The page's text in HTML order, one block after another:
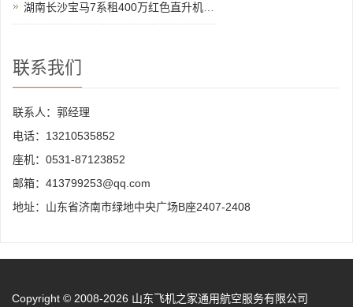
联系我们
联系人：郭经理
电话：13210535852
座机：0531-87123852
邮箱：413799253@qq.com
地址：山东省济南市绿地中央广场B座2407-2408
Copyright © 2008-2026 山东飞机之家通用航空服务有限公司